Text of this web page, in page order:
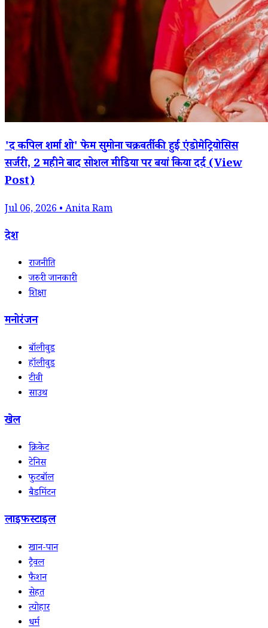
'द कपिल शर्मा शो' फेम सुमोना चक्रवर्ती की हुई एंडोमेट्रियोसिस
सर्जरी, 2 महीने बाद सोशल मीडिया पर बयां किया दर्द (View
Post)
Jul 06, 2026 • Anita Ram
देश
राजनीति
जरुरी जानकारी
शिक्षा
मनोरंजन
बॉलीवुड
हॉलीवुड
टीवी
साउथ
खेल
क्रिकेट
टेनिस
फुटबॉल
बैडमिंटन
लाइफस्टाइल
खान-पान
ट्रैवल
फैशन
सेहत
त्योहार
धर्म